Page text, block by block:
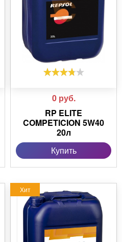
0 руб.
RP ELITE
COMPETICION 5W40
20л
Купить
Хит